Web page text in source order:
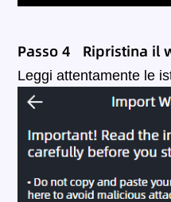
Passo 4 Ripristina il
Leggi attentamente le